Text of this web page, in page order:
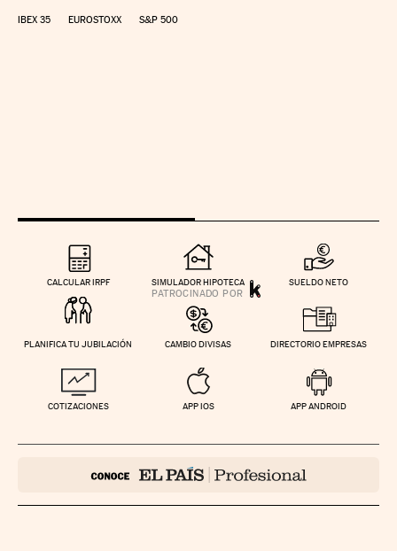
IBEX 35 EUROSTOXX S&P 500
CALCULAR IRPF SIMULADOR HIPOTECA SUELDO NETO
PLANIFICA TU JUBILACIÓN CAMBIO DIVISAS DIRECTORIO EMPRESAS
COTIZACIONES APP IOS APP ANDROID